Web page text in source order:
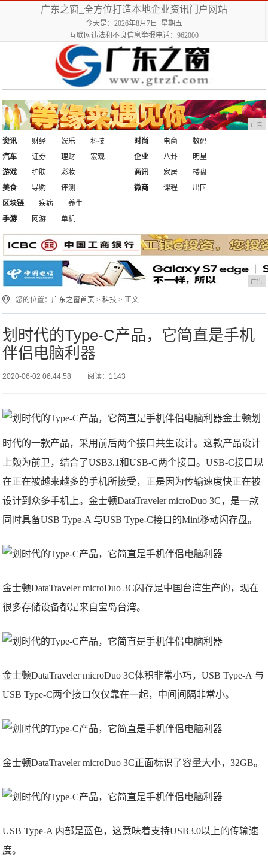
广东之窗_全方位打造本地企业资讯门户网站
今天是：2026年8月7日 星期五
互联网违法和不良信息举报电话：962000
广告
资讯 财经 娱乐
科技
汽车
证券 理财 宏观
时尚 电商
数码
企业
八卦
明星
游戏
护肤
彩妆
美食
导购 评测
商讯 家居
楼盘
微商
课程
出国
区块链
疾病
养生
手游
网游 单机
广告
您的位置： 广东之窗首页 >科技 > 正文
划时代的Type-C产品，它简直是手机
伴侣电脑利器
2020-06-02 06:44:58 阅读：1143
金士顿划
时代的一款产品，采用前后两个接口共生设计。这款产品设计
上颇为前卫，结合了USB3.1和USB-C两个接口。USB-C接口现
在正在被越来越多的手机所接受，正是因为传输速度快正在被
设计到众多手机上。金士顿DataTraveler microDuo 3C，是一款
同时具备USB Type-A 与USB Type-C接口的Mini移动闪存盘。
金士顿DataTraveler microDuo 3C闪存是中国台湾生产的，现在
很多存储设备都是来自宝岛台湾。
金士顿DataTraveler microDuo 3C体积非常小巧，USB Type-A 与
USB Type-C两个接口仅仅靠在一起，中间间隔非常小。
金士顿DataTraveler microDuo 3C正面标识了容量大小，32GB。
USB Type-A 内部是蓝色，这意味着支持USB3.0以上的传输速
度。